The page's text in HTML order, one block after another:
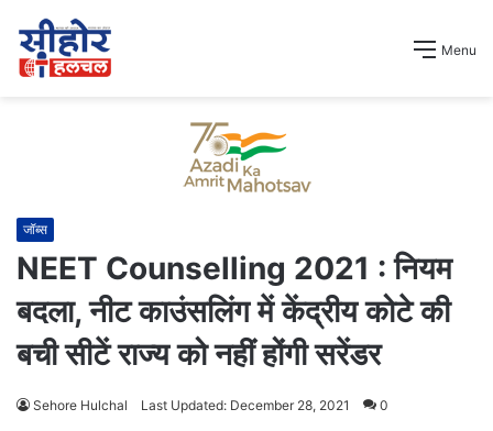
Menu
जॉब्स
NEET Counselling 2021 : नियम
बदला, नीट काउंसलिंग में केंद्रीय कोटे की
बची सीटें राज्य को नहीं होंगी सरेंडर
Sehore Hulchal Last Updated: December 28, 2021 0